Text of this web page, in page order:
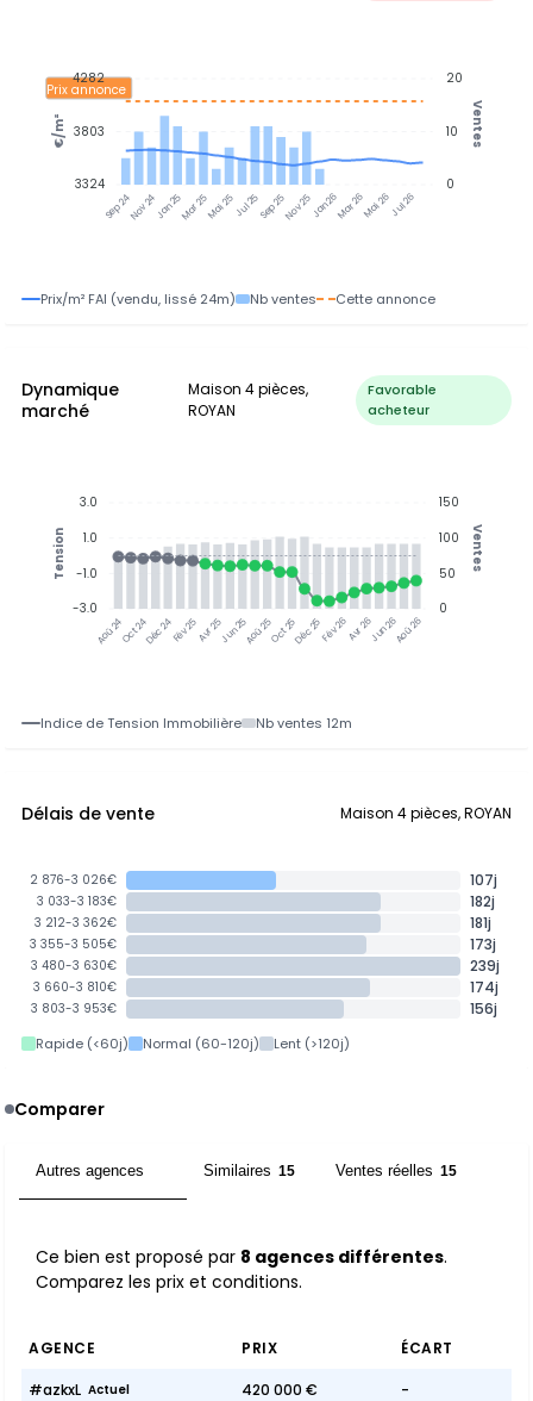
Sep 24Nov 24Jan 25Mar 25Mai 25Jul 25Sep 25Nov 25Jan 26Mar 26Mai 26Jul 26
Prix annonce
20
10
0
Ventes
4282
3803
3324
€/m²
Prix/m² FAI (vendu, lissé 24m) Nb ventes Cette annonce
Dynamique
marché
Maison 4 pièces,
ROYAN
Favorable
acheteur
Aoû 24Oct 24Déc 24Fév 25Avr 25Jun 25Aoû 25Oct 25Déc 25Fév 26Avr 26Jun 26Aoû 26
150
100
50
0
Ventes
3.0
1.0
-1.0
-3.0
Tension
Indice de Tension Immobilière Nb ventes 12m
Délais de vente Maison 4 pièces, ROYAN
2 876-3 026€ 107j
3 033-3 183€ 182j
3 212-3 362€ 181j
3 355-3 505€ 173j
3 480-3 630€ 239j
3 660-3 810€ 174j
3 803-3 953€ 156j
Rapide (<60j) Normal (60-120j) Lent (>120j)
Comparer
Autres agences Similaires 15 Ventes réelles 15
Ce bien est proposé par 8 agences différentes.
Comparez les prix et conditions.
AGENCE PRIX ÉCART
#azkxL Actuel 420 000 € -